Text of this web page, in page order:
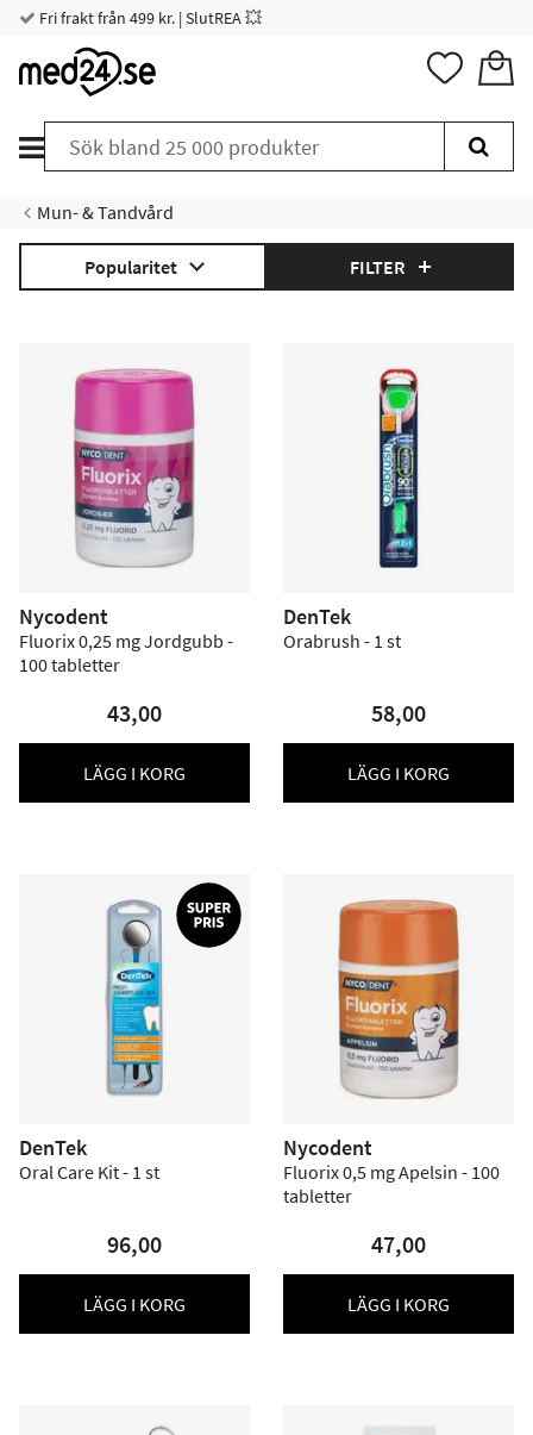
Fri frakt från 499 kr. | SlutREA 💥
Mun- & Tandvård
Popularitet FILTER
Nycodent
Fluorix 0,25 mg Jordgubb -
100 tabletter
43,00
LÄGG I KORG
DenTek
Orabrush - 1 st
58,00
LÄGG I KORG
DenTek
Oral Care Kit - 1 st
96,00
LÄGG I KORG
Nycodent
Fluorix 0,5 mg Apelsin - 100
tabletter
47,00
LÄGG I KORG